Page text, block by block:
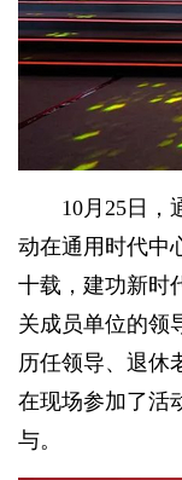
10月25日，
动在通用时代中
十载，建功新时
关成员单位的领
历任领导、退休
在现场参加了活
与。